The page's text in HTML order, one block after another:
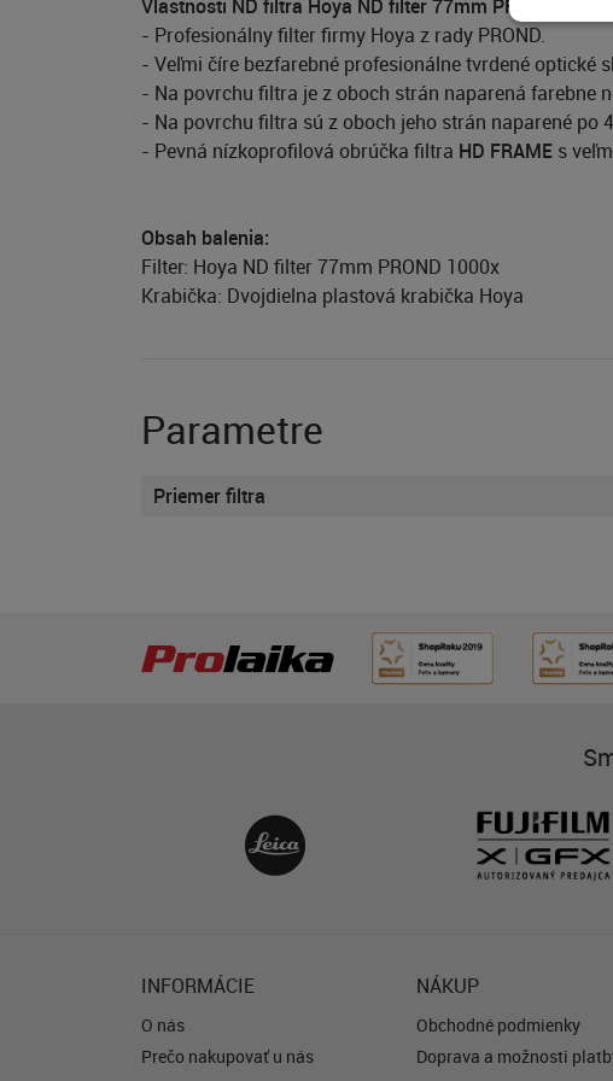
Vlastnosti ND filtra Hoya ND filter 77mm PROND 1000x:
- Profesionálny filter firmy Hoya z rady PROND.
- Veľmi číre bezfarebné profesionálne tvrdené optické
- Na povrchu filtra je z oboch strán naparená farebne
- Na povrchu filtra sú z oboch jeho strán naparené po
- Pevná nízkoprofilová obrúčka filtra HD FRAME s
Obsah balenia:
Filter: Hoya ND filter 77mm PROND 1000x
Krabička: Dvojdielna plastová krabička Hoya
Parametre
Priemer filtra
INFORMÁCIE
O nás
Prečo nakupovať u nás
NÁKUP
Obchodné podmienky
Doprava a možnosti